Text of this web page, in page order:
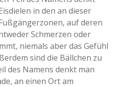
in den an dieser
auf deren
Schmerzen oder
niemals aber das Gefühl
sind die Bällchen zu
des Namens denkt man
an einen Ort am